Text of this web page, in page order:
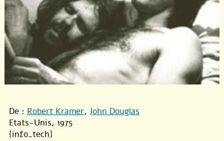
De : Robert Kramer, John Douglas
Etats-Unis, 1975
{info_tech}